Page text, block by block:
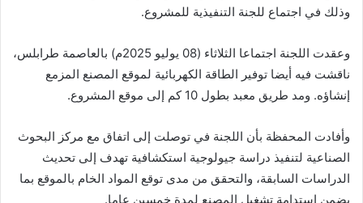
وذلك في اجتماع للجنة التنفيذية للمشروع.
وعقدت اللجنة اجتماعا الثلاثاء (08 يوليو 2025م) بالعاصمة طرابلس،
ناقشت فيه أيضا توفير الطاقة الكهربائية لموقع المصنع المزمع
إنشاؤه. ومد طريق معبد بطول 10 كم إلى موقع المشروع.
وأفادت المحفظة بأن اللجنة في توصلت إلى اتفاق مع مركز البحوث
الصناعية لتنفيذ دراسة جيولوجية استكشافية تهدف إلى تحديث
الدراسات السابقة، والتحقق من مدى توقع المواد الخام بالموقع بما
يضمن استدامة تشغيل المصنع لمدة خمسين عاما.